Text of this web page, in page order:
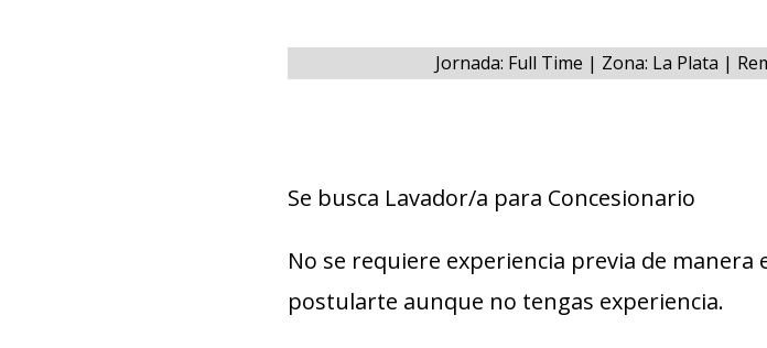
Jornada: Full Time | Zona: La Plata |
Se busca Lavador/a para Concesionario
No se requiere experiencia previa de manera
postularte aunque no tengas experiencia.